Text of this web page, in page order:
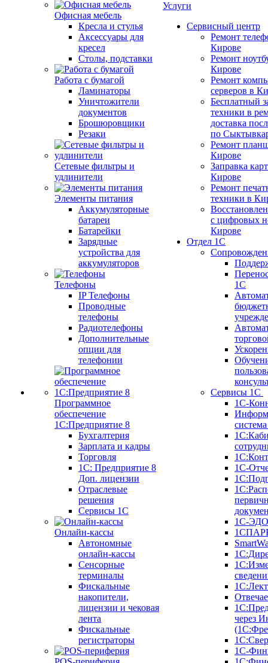
Офисная мебель
Кресла и стулья
Аксессуары для
кресел
Столы, подставки
Работа с бумагой
Ламинаторы
Уничтожители
документов
Брошюровщики
Резаки
Сетевые фильтры и
удлинители
Элементы питания
Аккумуляторные
батареи
Батарейки
Зарядные
устройства для
аккумуляторов
Телефоны
IP Телефоны
Проводные
телефоны
Радиотелефоны
Дополнительные
опции для
телефонии
Программное
обеспечение
1С:Предприятие 8
Бухгалтерия
Зарплата и кадры
Торговля
1C: Предприятие 8
Доп. лицензии
Отраслевые
решения
Сервисы 1С
Онлайн-кассы
Автономные
онлайн-кассы
Сенсорные
терминалы
Фискальные
накопители,
лицензии и чековая
лента
Фискальные
регистраторы
Услуги
Сервисный центр
Ремонт
Кирове
Ремонт
Кирове
Ремонт
серверов в
Бесплатный
техники в
доставка
по
Ремонт
Кирове
Заправка
Кирове
Ремонт
техники в
с цифровых
Кирове
Отдел 1С
1С
Сервисы 1С
1С-
1С-
1С-ЭДО
через
1С-